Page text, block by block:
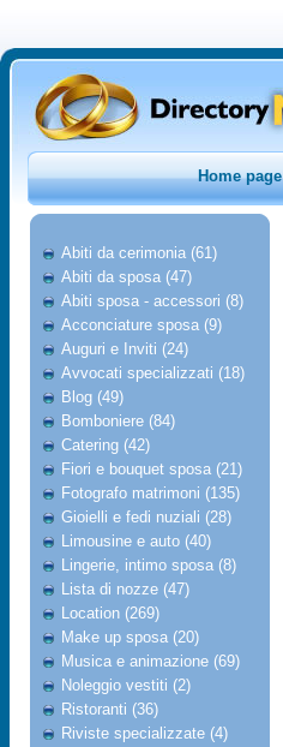
Home page
Abiti da cerimonia (61)
Abiti da sposa (47)
Abiti sposa - accessori (8)
Acconciature sposa (9)
Auguri e Inviti (24)
Avvocati specializzati (18)
Blog (49)
Bomboniere (84)
Catering (42)
Fiori e bouquet sposa (21)
Fotografo matrimoni (135)
Gioielli e fedi nuziali (28)
Limousine e auto (40)
Lingerie, intimo sposa (8)
Lista di nozze (47)
Location (269)
Make up sposa (20)
Musica e animazione (69)
Noleggio vestiti (2)
Ristoranti (36)
Riviste specializzate (4)